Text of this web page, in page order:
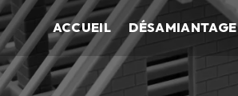
ACCUEIL DÉSAMIANTAGE